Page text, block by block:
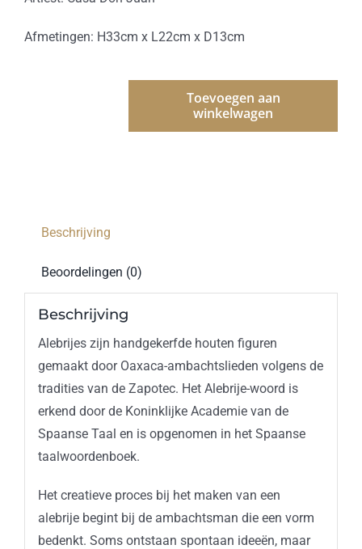
Afmetingen: H33cm x L22cm x D13cm
(Zapotec)
Toevoegen aan
winkelwagen
Beschrijving
Beoordelingen (0)
Beschrijving
Alebrijes zijn handgekerfde houten figuren
gemaakt door Oaxaca-ambachtslieden volgens de
tradities van de Zapotec. Het Alebrije-woord is
erkend door de Koninklijke Academie van de
Spaanse Taal en is opgenomen in het Spaanse
taalwoordenboek.
Het creatieve proces bij het maken van een
alebrije begint bij de ambachtsman die een vorm
bedenkt. Soms ontstaan spontaan ideeën, maar